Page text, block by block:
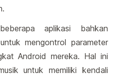
aplikasi bahkan
mengontrol parameter
Android mereka. Hal ini
untuk memiliki kendali